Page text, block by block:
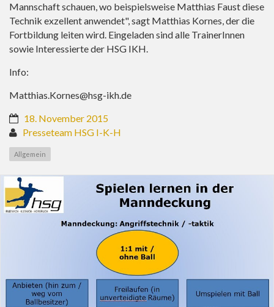
Mannschaft schauen, wo beispielsweise Matthias Faust diese
Technik exzellent anwendet", sagt Matthias Kornes, der die
Fortbildung leiten wird. Eingeladen sind alle TrainerInnen
sowie Interessierte der HSG IKH.
Info:
Matthias.Kornes@hsg-ikh.de
18. November 2015
Presseteam HSG I-K-H
Allgemein